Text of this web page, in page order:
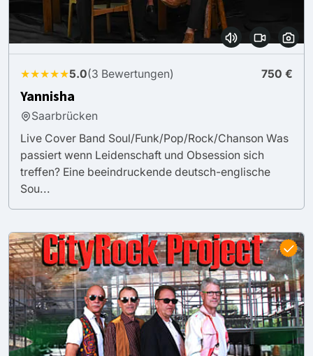
★★★★★5.0(3 Bewertungen) 750 €
Yannisha
Saarbrücken
Live Cover Band Soul/Funk/Pop/Rock/Chanson Was
passiert wenn Leidenschaft und Obsession sich
treffen? Eine beeindruckende deutsch-englische
Sou...